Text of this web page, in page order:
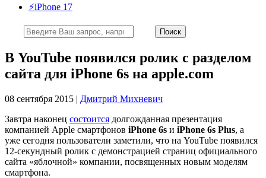
⚡️iPhone 17
В YouTube появился ролик с разделом
сайта для iPhone 6s на apple.com
08 сентября 2015 | Дмитрий Михневич
Завтра наконец состоится долгожданная презентация
компанией Apple смартфонов iPhone 6s и iPhone 6s Plus, а
уже сегодня пользователи заметили, что на YouTube появился
12-секундный ролик с демонстрацией страниц официального
сайта «яблочной» компании, посвященных новым моделям
смартфона.